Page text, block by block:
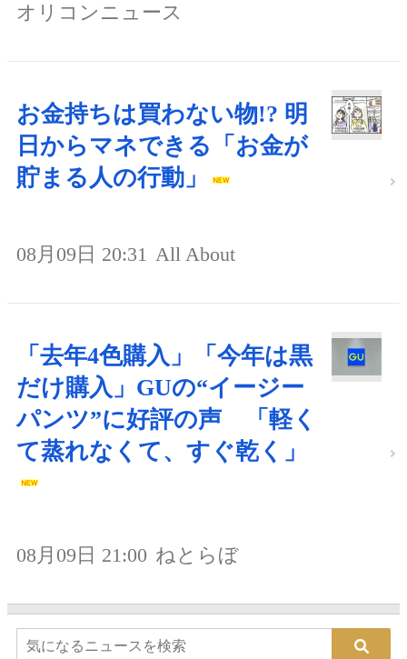
オリコンニュース
お金持ちは買わない物!? 明
日からマネできる「お金が
貯まる人の行動」
08月09日 20:31 All About
「去年4色購入」「今年は黒
だけ購入」GUの“イージー
パンツ”に好評の声 「軽く
て蒸れなくて、すぐ乾く」
08月09日 21:00 ねとらぼ